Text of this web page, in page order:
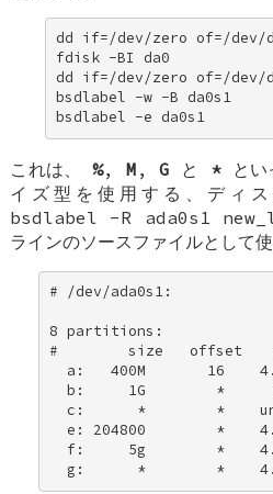
dd if=/dev/zero of=/dev/
fdisk -BI da0
dd if=/dev/zero of=/dev/
bsdlabel -w -B da0s1
bsdlabel -e da0s1
これは、%, M , G と *とい
イズ型を使用する、ディ
bsdlabel -R ada0s1
ラインのソースファイルとして
# /dev/ada0s1:
8 partitions:
#        size   offset
a:   400M       16
b:     1G        *
c:      *        *
e: 204800        *
f:     5g        *
g:      *        *